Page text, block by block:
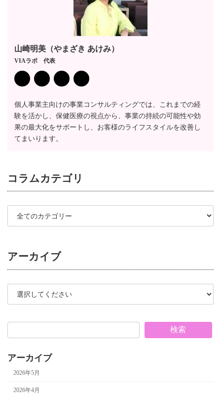
山崎明美（やまざき あけみ）
VIAラボ 代表
個人事業主向けの事業コンサルティングでは、これまでの経
験を活かし、保健医療の視点から、事業の持続の可能性や効
果の最大化をサポートし、お客様のライフスタイルを改善し
てまいります。
コラムカテゴリ
アーカイブ
検索
アーカイブ
2026年5月
2026年4月